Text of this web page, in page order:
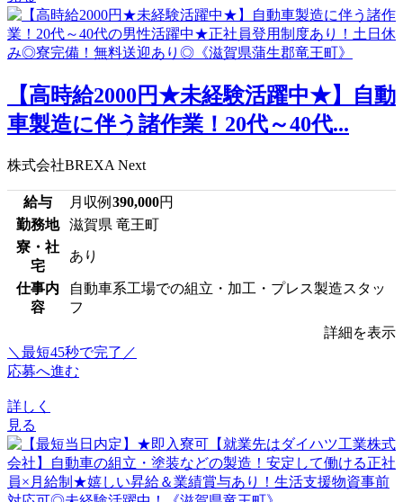
【高時給2000円★未経験活躍中★】自動
車製造に伴う諸作業！20代～40代...
株式会社BREXA Next
給与 月収例 390,000円
勤務地
滋賀県 竜王町
寮・社
宅
あり
仕事内
容
自動車系工場での組立・加工・プレス製造スタッ
フ
詳細を表示
＼最短45秒で完了／
応募へ進む
詳しく
見る